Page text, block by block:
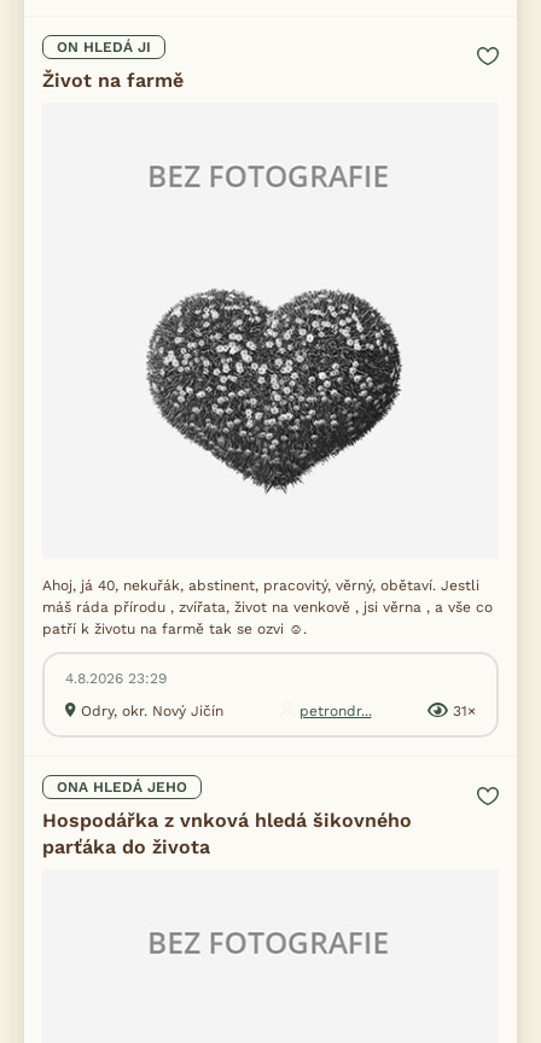
ON HLEDÁ JI
Život na farmě
Ahoj, já 40, nekuřák, abstinent, pracovitý, věrný, obětaví. Jestli
máš ráda přírodu , zvířata, život na venkově , jsi věrna , a vše co
patří k životu na farmě tak se ozvi ☺️.
4.8.2026 23:29
Odry, okr. Nový Jičín
petrondr... 31×
ONA HLEDÁ JEHO
Hospodářka z vnková hledá šikovného
parťáka do života